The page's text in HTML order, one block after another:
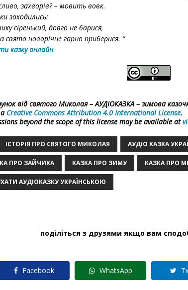
захворів? – мовить вовк.
заходились:
сіренький, довго не барися,
свято новорічне гарно приберися. “
казку онлайн
від святого Миколая – АУДІОКАЗКА – зимова
Creative Commons Attribution 4.0 International License.
beyond the scope of this license may be available at
ІСТОРІЯ ПРО СВЯТОГО МИКОЛАЯ АУДІО КАЗКА
ПРО ЗАЙЧИКА КАЗКА ПРО ЗИМУ КАЗКА ПРО
АУДІОКАЗКУ УКРАЇНСЬКОЮ
поділіться з друзями якщо вам
Facebook WhatsApp